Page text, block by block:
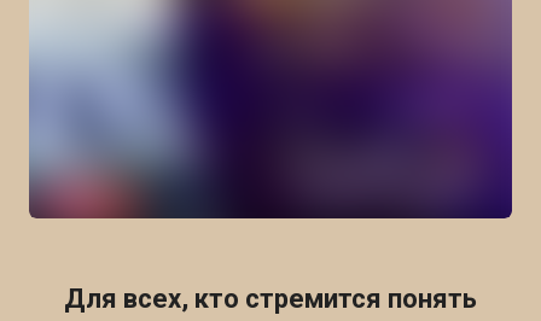
Для всех, кто стремится понять